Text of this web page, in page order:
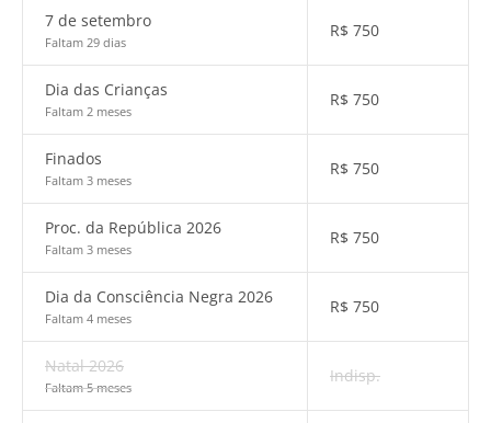
7 de setembro
Faltam 29 dias
R$ 750
Dia das Crianças
Faltam 2 meses
R$ 750
Finados
Faltam 3 meses
R$ 750
Proc. da República 2026
Faltam 3 meses
R$ 750
Dia da Consciência Negra 2026
Faltam 4 meses
R$ 750
Natal 2026
Faltam 5 meses
Indisp.